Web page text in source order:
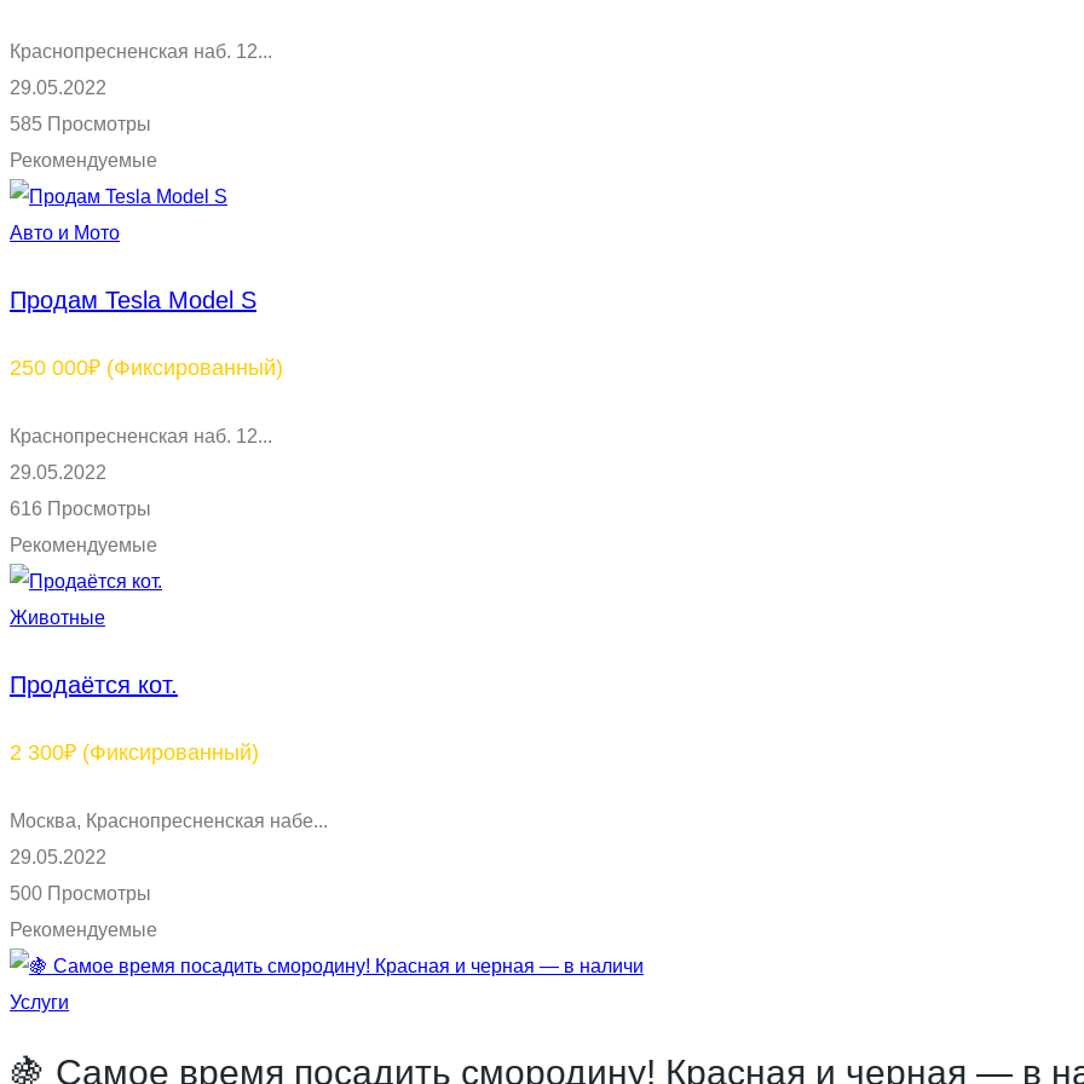
Краснопресненская наб. 12...
29.05.2022
585 Просмотры
Рекомендуемые
Авто и Мото
Продам Tesla Model S
250 000₽ (Фиксированный)
Краснопресненская наб. 12...
29.05.2022
616 Просмотры
Рекомендуемые
Животные
Продаётся кот.
2 300₽ (Фиксированный)
Москва, Краснопресненская набе...
29.05.2022
500 Просмотры
Рекомендуемые
Услуги
🍇 Самое время посадить смородину! Красная и черная — в